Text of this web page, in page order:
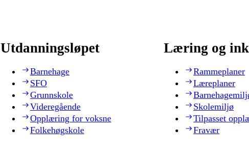
Utdanningsløpet
Barnehage
SFO
Grunnskole
Videregående
Opplæring for voksne
Folkehøgskole
Læring og
Rammeplaner
Læreplaner
Skolemiljø
Tilpasset
Fravær